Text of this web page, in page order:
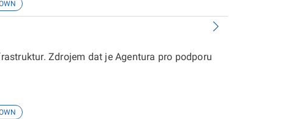
Zdrojem dat je Agentura pro podporu